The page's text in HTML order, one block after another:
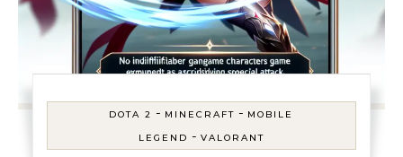
DOTA 2 - MINECRAFT - MOBILE
LEGEND - VALORANT